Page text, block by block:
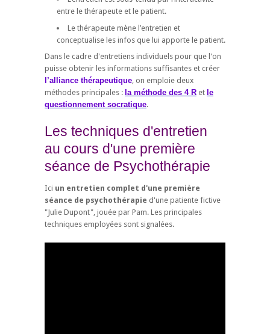
entre le thérapeute et le patient.
Le thérapeute mène l’entretien et
conceptualise les infos que lui apporte le patient.
Dans le cadre d'entretiens individuels pour que l'on
puisse obtenir les informations suffisantes et créer
l’alliance thérapeutique, on emploie deux
méthodes principales : la méthode des 4 R et le
questionnement socratique.
Les techniques d'entretien
au cours d'une première
séance de Psychothérapie
Ici un entretien complet d'une première
séance de psychothérapie d'une patiente fictive
"Julie Dupont", jouée par Pam. Les principales
techniques employées sont signalées.